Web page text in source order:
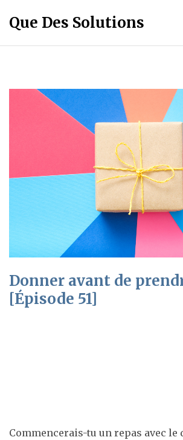
Que Des Solutions
Donner avant de
[Épisode 51]
Commencerais-tu un repas avec le